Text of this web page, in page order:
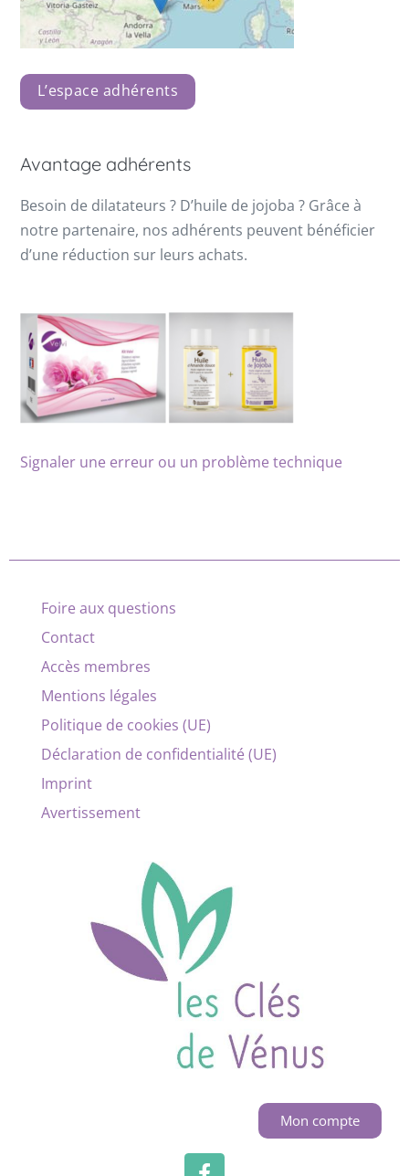
L’espace adhérents
Avantage adhérents
Besoin de dilatateurs ? D’huile de jojoba ? Grâce à
notre partenaire, nos adhérents peuvent bénéficier
d’une réduction sur leurs achats.
Signaler une erreur ou un problème technique
Foire aux questions
Contact
Accès membres
Mentions légales
Politique de cookies (UE)
Déclaration de confidentialité (UE)
Imprint
Avertissement
Mon compte